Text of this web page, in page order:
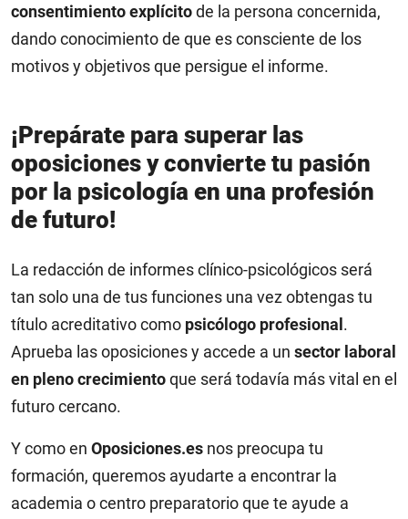
consentimiento explícitode la persona concernida,
dando conocimiento de que es consciente de los
motivos y objetivos que persigue el informe.
¡Prepárate para superar las
oposiciones y convierte tu pasión
por la psicología en una profesión
de futuro!
La redacción de informes clínico-psicológicos será
tan solo una de tus funciones una vez obtengas tu
título acreditativo como psicólogo profesional.
Aprueba las oposiciones y accede a un sector laboral
en pleno crecimientoque será todavía más vital en el
futuro cercano.
Y como en Oposiciones.es nos preocupa tu
formación, queremos ayudarte a encontrar la
academia o centro preparatorio que te ayude a